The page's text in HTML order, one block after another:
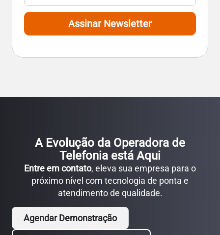
Assinar Newsletter
A Evolução da Operadora de
Telefonia está Aqui
Entre em contato, eleva sua empresa para o
próximo nível com tecnologia de ponta e
atendimento de qualidade.
Agendar Demonstração